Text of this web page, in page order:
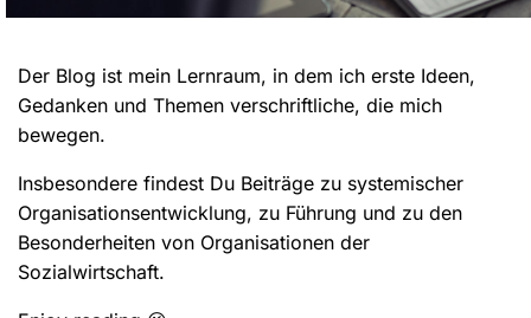
Der Blog ist mein Lernraum, in dem ich erste Ideen,
Gedanken und Themen verschriftliche, die mich
bewegen.
Insbesondere findest Du Beiträge zu systemischer
Organisationsentwicklung, zu Führung und zu den
Besonderheiten von Organisationen der
Sozialwirtschaft.